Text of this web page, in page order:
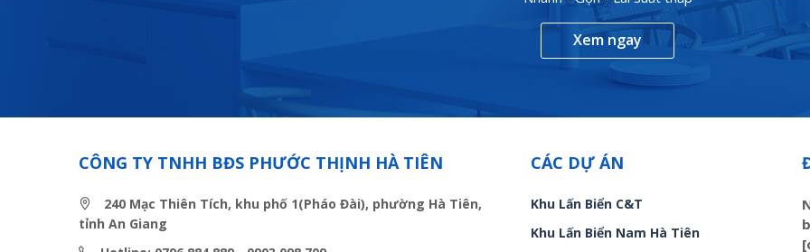
Xem ngay
CÔNG TY TNHH BĐS PHƯỚC THỊNH HÀ TIÊN
240 Mạc Thiên Tích, khu phố 1(Pháo Đài), phường Hà Tiên,
tỉnh An Giang
CÁC DỰ ÁN
Khu Lấn Biển C&T
Khu Lấn Biển Nam Hà Tiên